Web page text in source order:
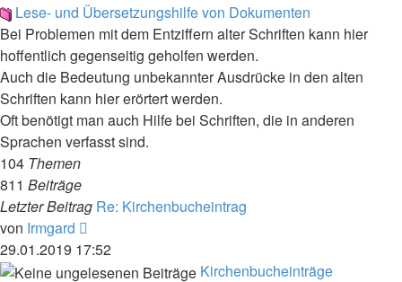
Lese- und Übersetzungshilfe von Dokumenten
Bei Problemen mit dem Entziffern alter Schriften kann hier
hoffentlich gegenseitig geholfen werden.
Auch die Bedeutung unbekannter Ausdrücke in den alten
Schriften kann hier erörtert werden.
Oft benötigt man auch Hilfe bei Schriften, die in anderen
Sprachen verfasst sind.
104 Themen
811 Beiträge
Letzter Beitrag Re: Kirchenbucheintrag
von Irmgard
Beitrag
29.01.2019 17:52
Kirchenbucheinträge